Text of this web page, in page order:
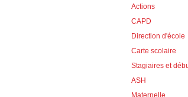
Actions
CAPD
Direction d'école
Carte scolaire
Stagiaires et
ASH
Maternelle